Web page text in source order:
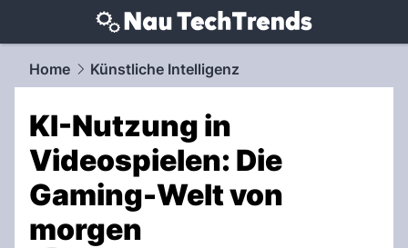
techtrends.NAU.ch
Home Künstliche Intelligenz
KI-Nutzung in
Videospielen: Die
Gaming-Welt von
morgen